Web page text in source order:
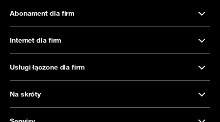
Abonament dla firm
Internet dla firm
Usługi łączone dla firm
Na skróty